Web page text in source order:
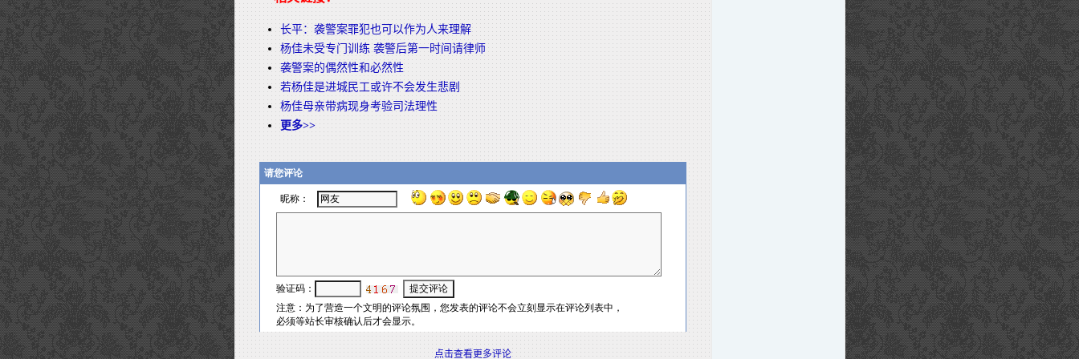
长平：袭警案罪犯也可以作为人来理解
杨佳未受专门训练 袭警后第一时间请律师
袭警案的偶然性和必然性
若杨佳是进城民工或许不会发生悲剧
杨佳母亲带病现身考验司法理性
更多>>
点击查看更多评论